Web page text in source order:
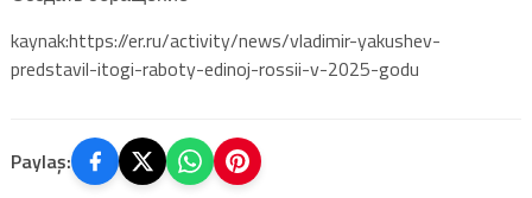
kaynak:https://er.ru/activity/news/vladimir-yakushev-
predstavil-itogi-raboty-edinoj-rossii-v-2025-godu
Paylaş: